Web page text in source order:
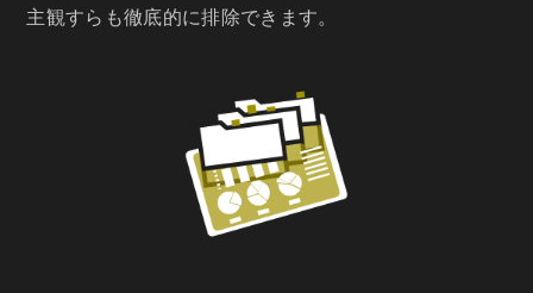
主観すらも徹底的に排除できます。